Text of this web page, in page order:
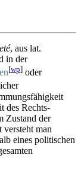
, aus lat.
in der
[wp] oder
des Rechts­
Zustand der
man
eines politischen